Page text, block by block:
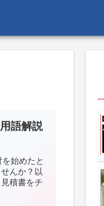
語解説
始めたと
んか？以
積書をチ